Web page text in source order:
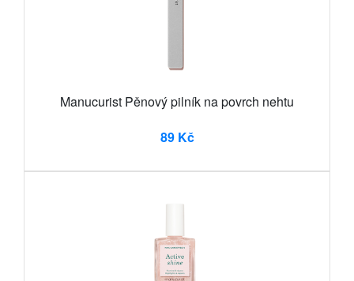
Manucurist Pěnový pilník na povrch nehtu
89 Kč